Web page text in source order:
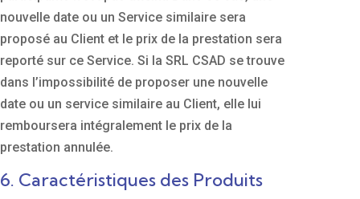
nouvelle date ou un Service similaire sera
proposé au Client et le prix de la prestation sera
reporté sur ce Service. Si la SRL CSAD se trouve
dans l’impossibilité de proposer une nouvelle
date ou un service similaire au Client, elle lui
remboursera intégralement le prix de la
prestation annulée.
6. Caractéristiques des Produits